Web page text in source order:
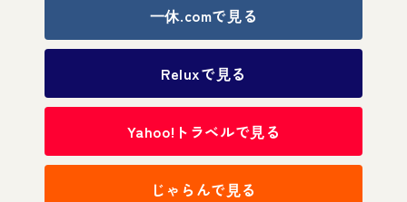
一休.comで見る
Reluxで見る
Yahoo!トラベルで見る
じゃらんで見る